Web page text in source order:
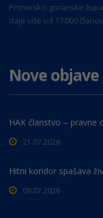
Primorsko-goranske
daje više od 17.000
Nove objave
HAK članstvo – pravne
21.07.2026
Hitni koridor spašava
09.07.2026